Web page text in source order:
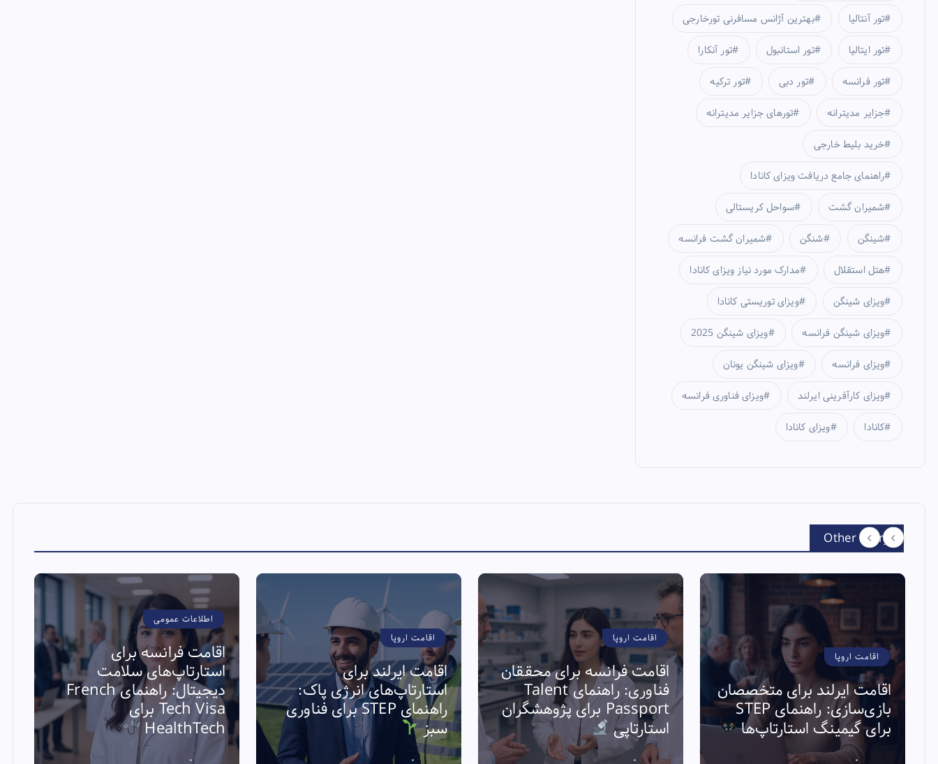
بهترین آژانس مسافرنی تورخارجی تور آنتالیا
تور آنکارا تور استانبول تور ایتالیا
تور ترکیه تور دبی تور فرانسه
تورهای جزایر مدیترانه جزایر مدیترانه
خرید بلیط خارجی
راهنمای جامع دریافت ویزای کانادا
سواحل کریستالی شمیران گشت
شمیران گشت فرانسه شنگن شینگن
مدارک مورد نیاز ویزای کانادا هتل استقلال
ویزای توریستی کانادا ویزای شینگن
ویزای شینگن 2025 ویزای شینگن فرانسه
ویزای شینگن یونان ویزای فرانسه
ویزای فناوری فرانسه ویزای کارآفرینی ایرلند
ویزای کانادا کانادا
Other Story
اطلاعات عمومی
اقامت فرانسه برای
استارتاپ‌های سلامت
دیجیتال: راهنمای French
Tech Visa برای
HealthTech
اقامت اروپا
اقامت ایرلند برای
استارتاپ‌های انرژی پاک:
راهنمای STEP برای فناوری
سبز
اقامت اروپا
اقامت فرانسه برای محققان
فناوری: راهنمای Talent
Passport برای پژوهشگران
استارتاپی
اقامت اروپا
اقامت ایرلند برای متخصصان
بازی‌سازی: راهنمای STEP
برای گیمینگ استارتاپ‌ها